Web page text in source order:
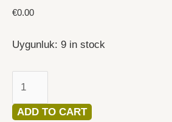
€0.00
Uygunluk: 9 in stock
ADD TO CART